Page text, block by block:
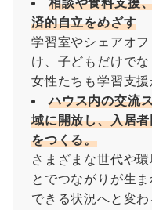
済的自立をめざす
学習室やシェアオ
け、子どもだけで
女性たちも学習支援
ハウス内の交流
域に開放し、入居
をつくる。
さまざまな世代や
とでつながりが生
できる状況へと変わ